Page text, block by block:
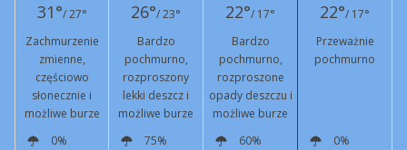
31°/ 27° 26°/ 23° 22°/ 17° 22°/ 17°
Zachmurzenie
zmienne,
częściowo
słonecznie i
możliwe burze
Bardzo
pochmurno,
rozproszony
lekki deszcz i
możliwe burze
Bardzo
pochmurno,
rozproszone
opady deszczu i
możliwe burze
Przeważnie
pochmurno
0%
75%
60%
0%